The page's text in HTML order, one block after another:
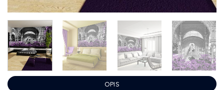
OPIS